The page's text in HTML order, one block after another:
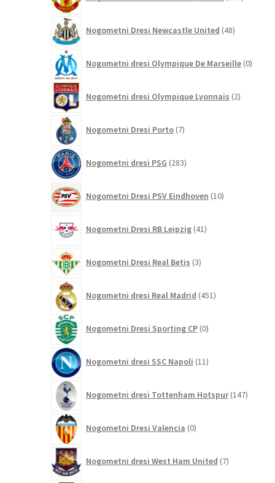
izdelkov
Nogometni Dresi Newcastle United 48izdelkov
Nogometni dresi Olympique De Marseille 0
Nogometni dresi Olympique Lyonnais 2izdelka
Nogometni Dresi Porto 7izdelkov
Nogometni dresi PSG 283izdelkov
Nogometni Dresi PSV Eindhoven 10izdelkov
Nogometni Dresi RB Leipzig 41izdelkov
Nogometni Dresi Real Betis 3izdelki
Nogometni dresi Real Madrid 451izdelkov
Nogometni Dresi Sporting CP 0izdelkov
Nogometni dresi SSC Napoli 11izdelkov
Nogometni dresi Tottenham Hotspur 147
Nogometni Dresi Valencia 0izdelkov
Nogometni dresi West Ham United 7izdelkov